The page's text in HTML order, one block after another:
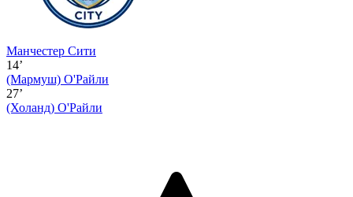
Манчестер Сити
14’
(Мармуш) О'Райли
27’
(Холанд) О'Райли